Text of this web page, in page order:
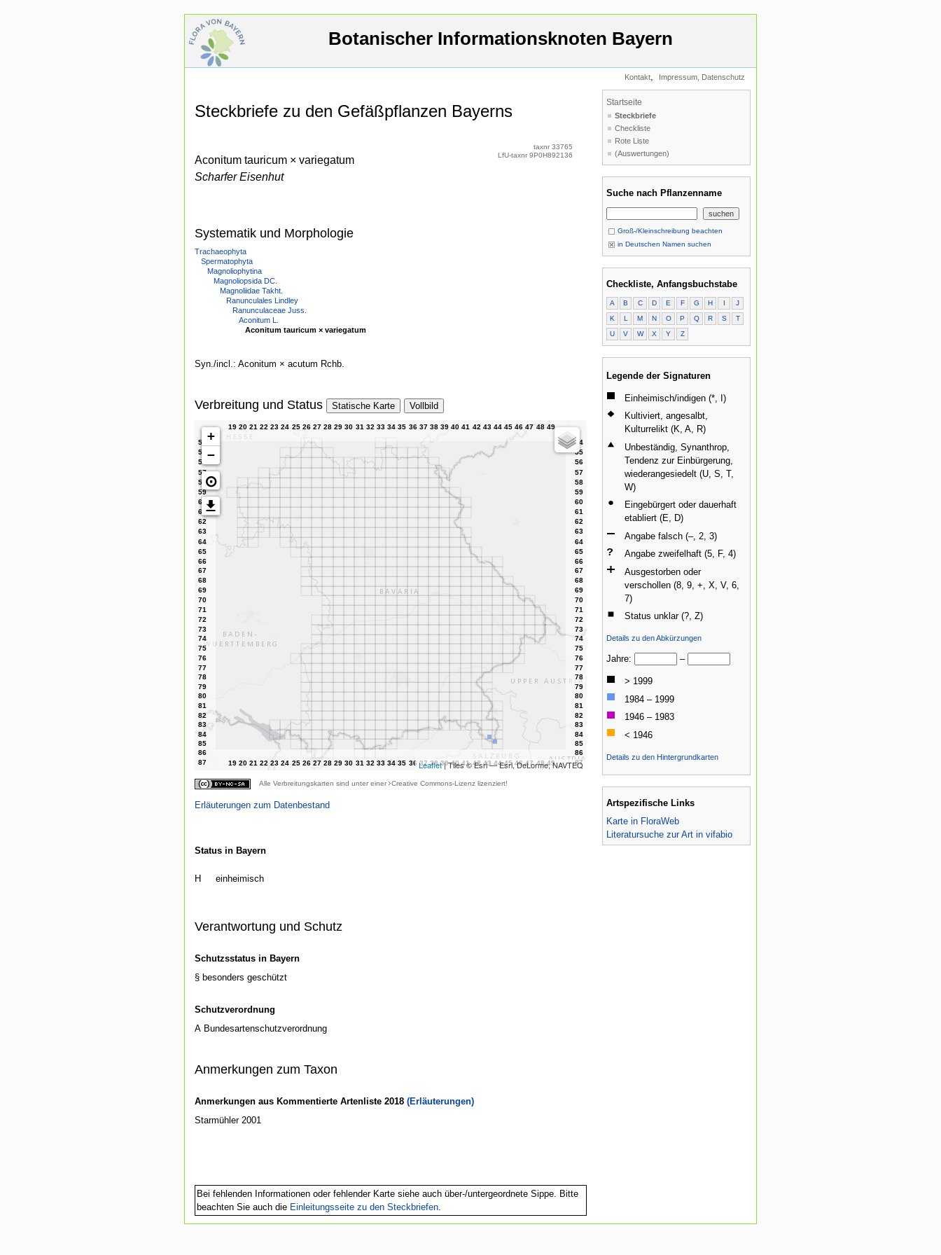
Botanischer Informationsknoten Bayern
Kontakt, Impressum, Datenschutz
Steckbriefe zu den Gefäßpflanzen Bayerns
Aconitum tauricum × variegatum
Scharfer Eisenhut
taxnr 33765
LfU-taxnr 9P0H892136
Systematik und Morphologie
Trachaeophyta
Spermatophyta
Magnoliophytina
Magnoliopsida DC.
Magnoliidae Takht.
Ranunculales Lindley
Ranunculaceae Juss.
Aconitum L.
Aconitum tauricum × variegatum
Syn./incl.: Aconitum × acutum Rchb.
Verbreitung und Status Statische Karte Vollbild
+
−
⊙
Leaflet| Tiles © Esri — Esri, DeLorme, NAVTEQ
Alle Verbreitungskarten sind unter einer Creative Commons-Lizenz lizenziert!
Erläuterungen zum Datenbestand
Status in Bayern
H einheimisch
Verantwortung und Schutz
Schutzsstatus in Bayern
§ besonders geschützt
Schutzverordnung
A Bundesartenschutzverordnung
Anmerkungen zum Taxon
Anmerkungen aus Kommentierte Artenliste 2018 (Erläuterungen)
Starmühler 2001
Bei fehlenden Informationen oder fehlender Karte siehe auch über-/untergeordnete Sippe. Bitte
beachten Sie auch die Einleitungsseite zu den Steckbriefen.
Startseite
Steckbriefe
Checkliste
Rote Liste
(Auswertungen)
Suche nach Pflanzenname
Groß-/Kleinschreibung beachten
in Deutschen Namen suchen
Checkliste, Anfangsbuchstabe
A B C D E F G H I
J
K
L M N O P Q R S
T
U
V W X Y Z
Legende der Signaturen
Einheimisch/indigen (*, I)
Kultiviert, angesalbt,
Kulturrelikt (K, A, R)
Unbeständig, Synanthrop,
Tendenz zur Einbürgerung,
wiederangesiedelt (U, S, T,
W)
Eingebürgert oder dauerhaft
etabliert (E, D)
Angabe falsch (–, 2, 3)
Angabe zweifelhaft (5, F, 4)
Ausgestorben oder
verschollen (8, 9, +, X, V, 6,
7)
Status unklar (?, Z)
Details zu den Abkürzungen
Jahre: –
> 1999
1984 – 1999
1946 – 1983
< 1946
Details zu den Hintergrundkarten
Artspezifische Links
Karte in FloraWeb
Literatursuche zur Art in vifabio